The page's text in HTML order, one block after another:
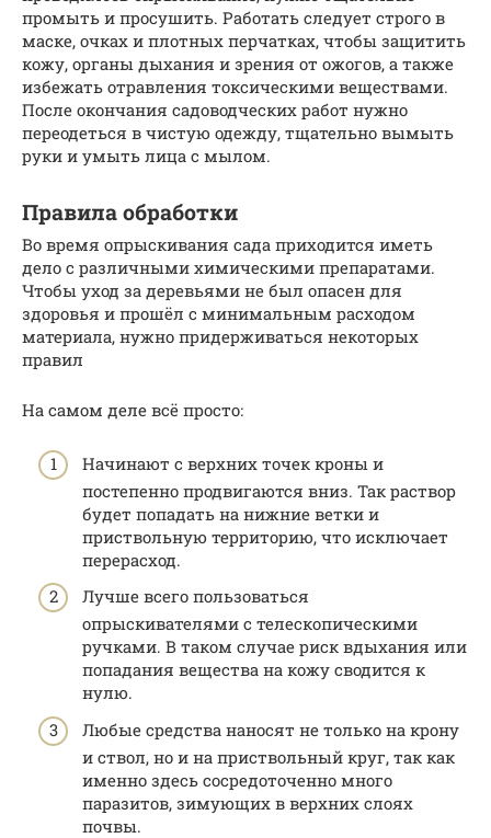
промыть и просушить. Работать следует строго в
маске, очках и плотных перчатках, чтобы защитить
кожу, органы дыхания и зрения от ожогов, а также
избежать отравления токсическими веществами.
После окончания садоводческих работ нужно
переодеться в чистую одежду, тщательно вымыть
руки и умыть лица с мылом.
Правила обработки
Во время опрыскивания сада приходится иметь
дело с различными химическими препаратами.
Чтобы уход за деревьями не был опасен для
здоровья и прошёл с минимальным расходом
материала, нужно придерживаться некоторых
правил
На самом деле всё просто:
Начинают с верхних точек кроны и
постепенно продвигаются вниз. Так раствор
будет попадать на нижние ветки и
приствольную территорию, что исключает
перерасход.
Лучше всего пользоваться
опрыскивателями с телескопическими
ручками. В таком случае риск вдыхания или
попадания вещества на кожу сводится к
нулю.
Любые средства наносят не только на крону
и ствол, но и на приствольный круг, так как
именно здесь сосредоточенно много
паразитов, зимующих в верхних слоях
почвы.